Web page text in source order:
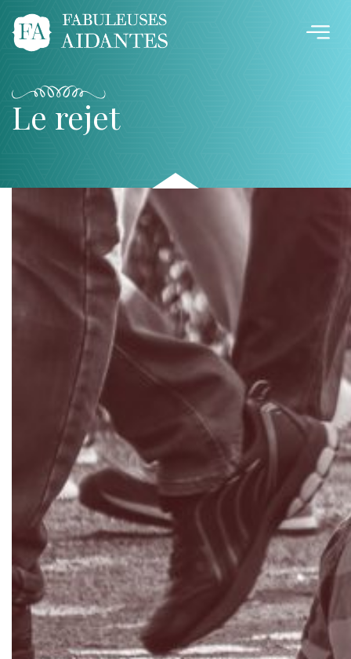
Le rejet